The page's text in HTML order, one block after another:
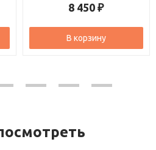
8 450 ₽
В корзину